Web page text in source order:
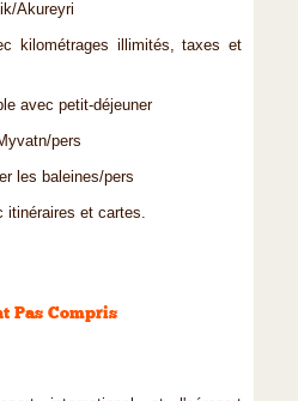
Akureyri
kilométrages illimités, taxes et
avec petit-déjeuner
pers
les baleines/pers
itinéraires et cartes.
Pas Compris